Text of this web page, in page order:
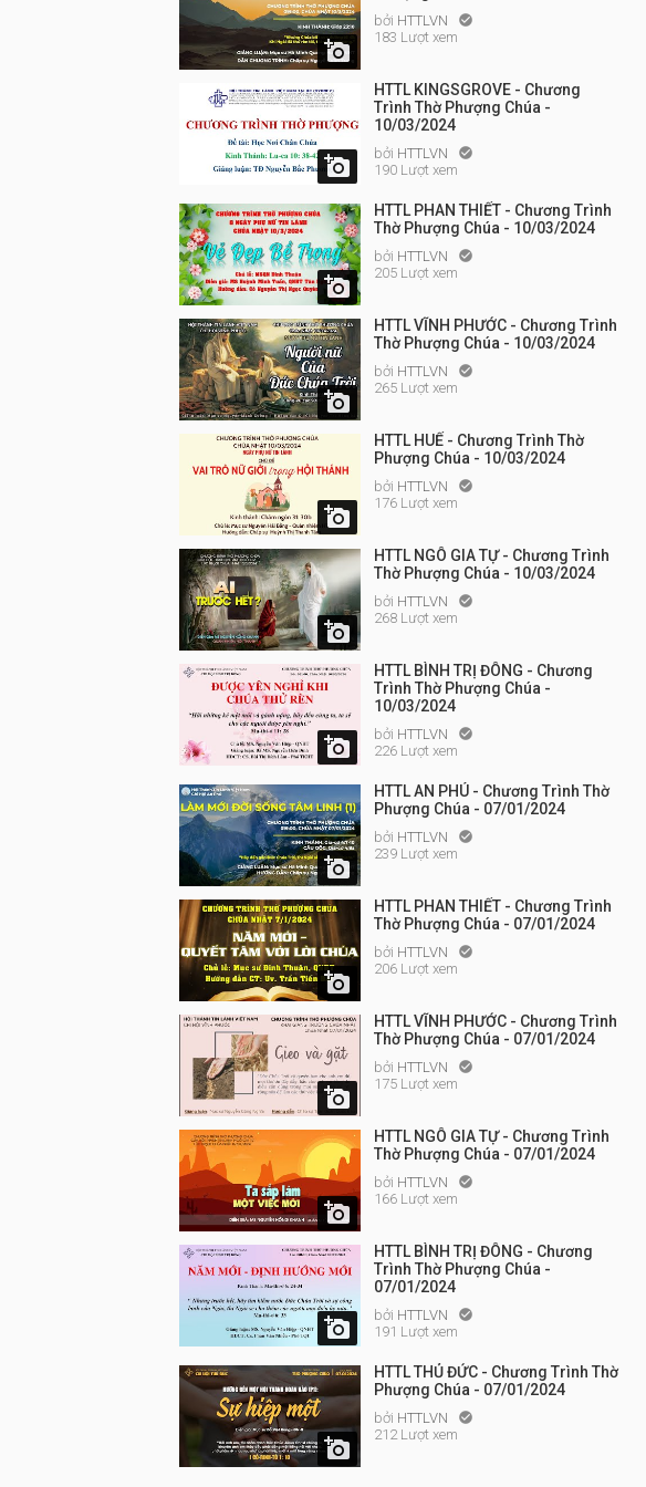

bởi HTTLVN 
183 Lượt xem

HTTL KINGSGROVE - Chương
Trình Thờ Phượng Chúa -
10/03/2024
bởi HTTLVN 
190 Lượt xem

HTTL PHAN THIẾT - Chương Trình
Thờ Phượng Chúa - 10/03/2024
bởi HTTLVN 
205 Lượt xem

HTTL VĨNH PHƯỚC - Chương Trình
Thờ Phượng Chúa - 10/03/2024
bởi HTTLVN 
265 Lượt xem

HTTL HUẾ - Chương Trình Thờ
Phượng Chúa - 10/03/2024
bởi HTTLVN 
176 Lượt xem

HTTL NGÔ GIA TỰ - Chương Trình
Thờ Phượng Chúa - 10/03/2024
bởi HTTLVN 
268 Lượt xem

HTTL BÌNH TRỊ ĐÔNG - Chương
Trình Thờ Phượng Chúa -
10/03/2024
bởi HTTLVN 
226 Lượt xem

HTTL AN PHÚ - Chương Trình Thờ
Phượng Chúa - 07/01/2024
bởi HTTLVN 
239 Lượt xem

HTTL PHAN THIẾT - Chương Trình
Thờ Phượng Chúa - 07/01/2024
bởi HTTLVN 
206 Lượt xem

HTTL VĨNH PHƯỚC - Chương Trình
Thờ Phượng Chúa - 07/01/2024
bởi HTTLVN 
175 Lượt xem

HTTL NGÔ GIA TỰ - Chương Trình
Thờ Phượng Chúa - 07/01/2024
bởi HTTLVN 
166 Lượt xem

HTTL BÌNH TRỊ ĐÔNG - Chương
Trình Thờ Phượng Chúa -
07/01/2024
bởi HTTLVN 
191 Lượt xem

HTTL THỦ ĐỨC - Chương Trình Thờ
Phượng Chúa - 07/01/2024
bởi HTTLVN 
212 Lượt xem